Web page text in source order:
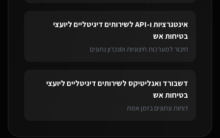
אינטגרציות ו-API לשירותים דיגיטליים ליועצי
בטיחות אש
חיבור למערכות חיצוניות וסנכרון נתונים
דשבורד ואנליטיקס לשירותים דיגיטליים ליועצי
בטיחות אש
דוחות ונתונים בזמן אמת